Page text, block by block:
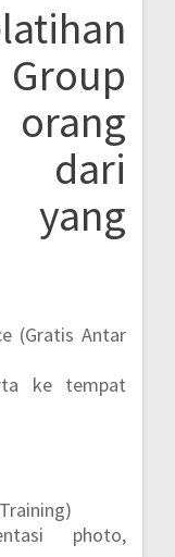
yang
(Gratis Antar
ke tempat
photo,